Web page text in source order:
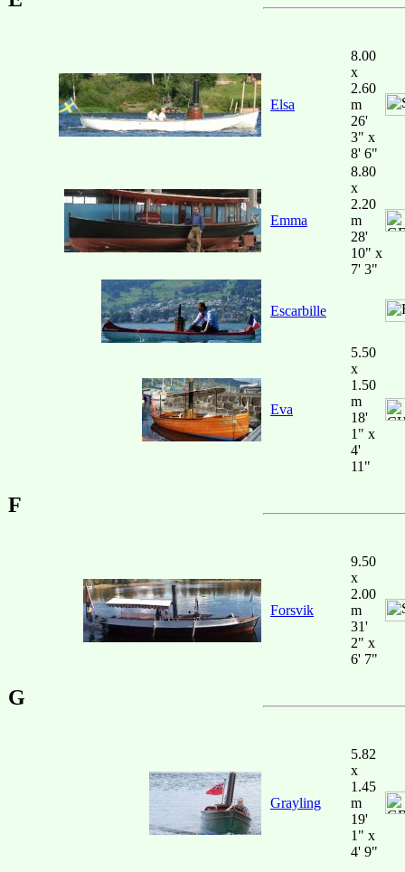
Elsa
8.00
x
2.60
m
26'
3" x
8' 6"
Emma
8.80
x
2.20
m
28'
10" x
7' 3"
Escarbille
Eva
5.50
x
1.50
m
18'
1" x
4'
11"
F
Forsvik
9.50
x
2.00
m
31'
2" x
6' 7"
G
Grayling
5.82
x
1.45
m
19'
1" x
4' 9"